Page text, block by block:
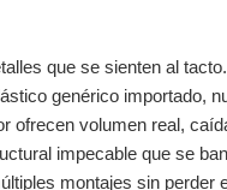
que se sienten al
genérico importado,
ofrecen volumen real,
impecable que se
montajes sin perder